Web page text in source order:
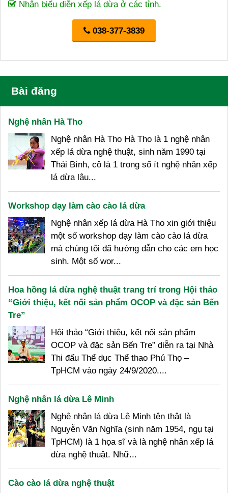
Nhận biểu diễn xếp lá dừa ở các tỉnh.
038-377-3839
Bài đăng
Nghệ nhân Hà Tho
Nghệ nhân Hà Tho Hà Tho là 1 nghệ nhân
xếp lá dừa nghệ thuật, sinh năm 1990 tại
Thái Bình, cô là 1 trong số ít nghệ nhân xếp
lá dừa lâu...
Workshop dạy làm cào cào lá dừa
Nghệ nhân xếp lá dừa Hà Tho xin giới thiệu
một số workshop dạy làm cào cào lá dừa
mà chúng tôi đã hướng dẫn cho các em học
sinh. Một số wor...
Hoa hồng lá dừa nghệ thuật trang trí trong Hội thảo
“Giới thiệu, kết nối sản phẩm OCOP và đặc sản Bến
Tre”
Hội thảo “Giới thiệu, kết nối sản phẩm
OCOP và đặc sản Bến Tre” diễn ra tại Nhà
Thi đấu Thể dục Thể thao Phú Thọ –
TpHCM vào ngày 24/9/2020....
Nghệ nhân lá dừa Lê Minh
Nghệ nhân lá dừa Lê Minh tên thật là
Nguyễn Văn Nghĩa (sinh năm 1954, ngụ tại
TpHCM) là 1 họa sĩ và là nghệ nhân xếp lá
dừa nghệ thuật. Nhữ...
Cào cào lá dừa nghệ thuật